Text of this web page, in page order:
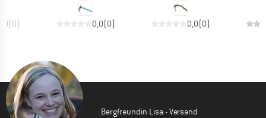
(0) 0,0(0) 0,0(0)
Bergfreundin Lisa - Versand